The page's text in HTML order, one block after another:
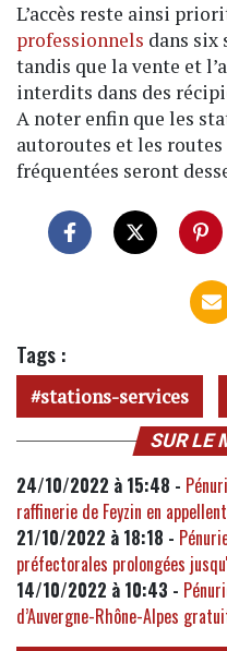
L’accès reste ainsi
professionnels dans six
tandis que la vente et
interdits dans des
A noter enfin que les
autoroutes et les
fréquentées seront
Tags :
stations-services
SUR LE
24/10/2022 à 15:48 -
raffinerie de Feyzin en
21/10/2022 à 18:18 -
préfectorales prolongées
14/10/2022 à 10:43 -
d’Auvergne-Rhône-Alpes